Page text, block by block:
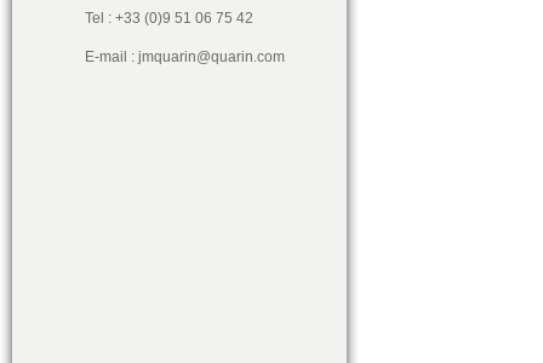
Tel : +33 (0)9 51 06 75 42
E-mail : jmquarin@quarin.com